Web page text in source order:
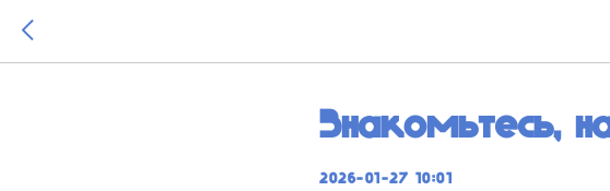
Знакомьтесь,
2026-01-27 10:01